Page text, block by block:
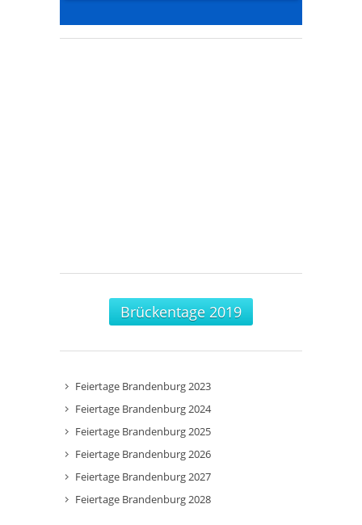
Brückentage 2019
Feiertage Brandenburg 2023
Feiertage Brandenburg 2024
Feiertage Brandenburg 2025
Feiertage Brandenburg 2026
Feiertage Brandenburg 2027
Feiertage Brandenburg 2028